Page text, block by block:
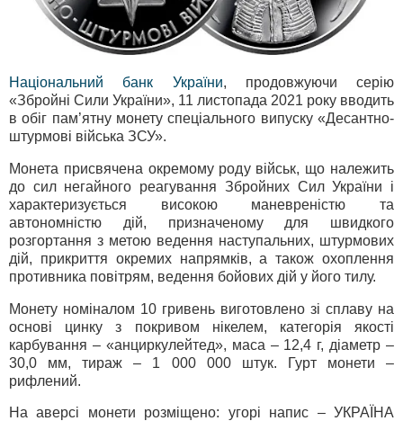
Національний банк України, продовжуючи серію
«Збройні Сили України», 11 листопада 2021 року вводить
в обіг пам’ятну монету спеціального випуску «Десантно-
штурмові війська ЗСУ».
Монета присвячена окремому роду військ, що належить
до сил негайного реагування Збройних Сил України і
характеризується високою маневреністю та
автономністю дій, призначеному для швидкого
розгортання з метою ведення наступальних, штурмових
дій, прикриття окремих напрямків, а також охоплення
противника повітрям, ведення бойових дій у його тилу.
Монету номіналом 10 гривень виготовлено зі сплаву на
основі цинку з покривом нікелем, категорія якості
карбування – «анциркулейтед», маса – 12,4 г, діаметр –
30,0 мм, тираж – 1 000 000 штук. Гурт монети –
рифлений.
На аверсі монети розміщено: угорі напис – УКРАЇНА